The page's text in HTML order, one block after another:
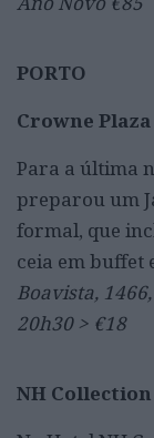
PORTO
Crowne Plaza
Para a última
preparou um
formal, que
ceia em buffet
Boavista,
20h30 > €18
NH